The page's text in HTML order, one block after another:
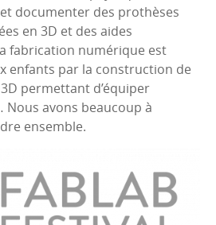
documenter des prothèses
en 3D et des aides
fabrication numérique est
enfants par la construction de
permettant d’équiper
Nous avons beaucoup à
ensemble.